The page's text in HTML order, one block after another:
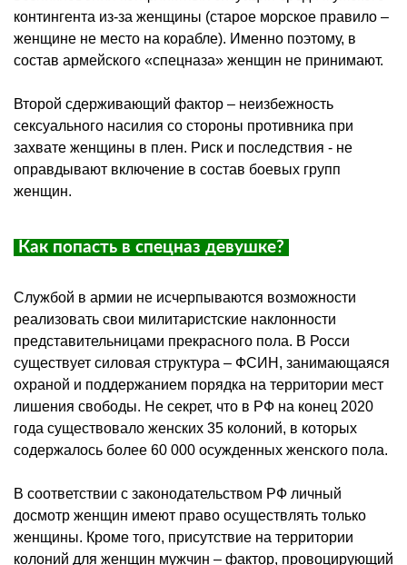
контингента из-за женщины (старое морское правило –
женщине не место на корабле). Именно поэтому, в
состав армейского «спецназа» женщин не принимают.
Второй сдерживающий фактор – неизбежность
сексуального насилия со стороны противника при
захвате женщины в плен. Риск и последствия - не
оправдывают включение в состав боевых групп
женщин.
Как попасть в спецназ девушке?
Службой в армии не исчерпываются возможности
реализовать свои милитаристские наклонности
представительницами прекрасного пола. В Росси
существует силовая структура – ФСИН, занимающаяся
охраной и поддержанием порядка на территории мест
лишения свободы. Не секрет, что в РФ на конец 2020
года существовало женских 35 колоний, в которых
содержалось более 60 000 осужденных женского пола.
В соответствии с законодательством РФ личный
досмотр женщин имеют право осуществлять только
женщины. Кроме того, присутствие на территории
колоний для женщин мужчин – фактор, провоцирующий